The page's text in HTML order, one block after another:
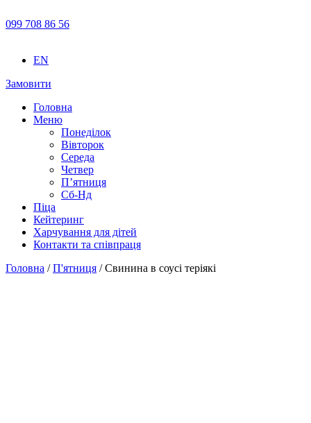
099 708 86 56
EN
Замовити
Головна
Меню
Понеділок
Вівторок
Середа
Четвер
П’ятниця
Сб-Нд
Піца
Кейтеринг
Харчування для дітей
Контакти та співпраця
Головна /П'ятниця / Свинина в соусі теріякі